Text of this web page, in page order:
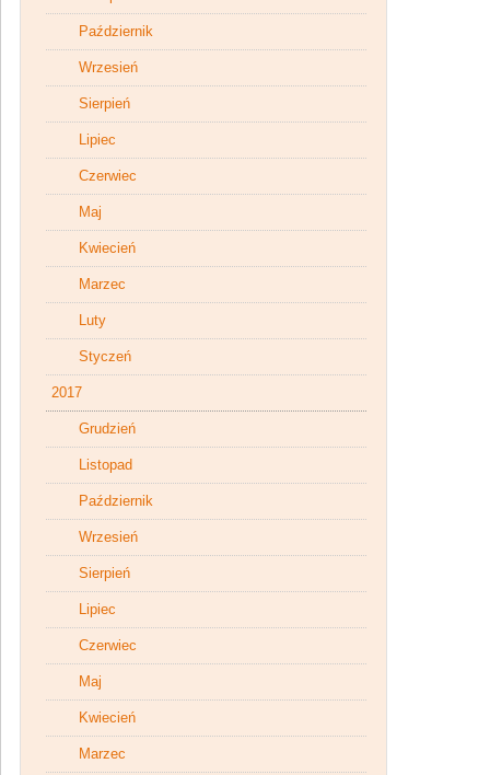
Październik
Wrzesień
Sierpień
Lipiec
Czerwiec
Maj
Kwiecień
Marzec
Luty
Styczeń
2017
Grudzień
Listopad
Październik
Wrzesień
Sierpień
Lipiec
Czerwiec
Maj
Kwiecień
Marzec